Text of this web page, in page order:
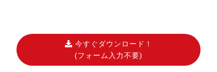
今すぐダウンロード！
(フォーム入力不要)